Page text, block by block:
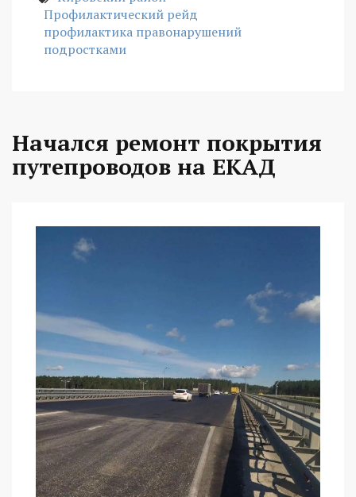
Профилактический рейд
профилактика правонарушений
подростками
Начался ремонт покрытия
путепроводов на ЕКАД